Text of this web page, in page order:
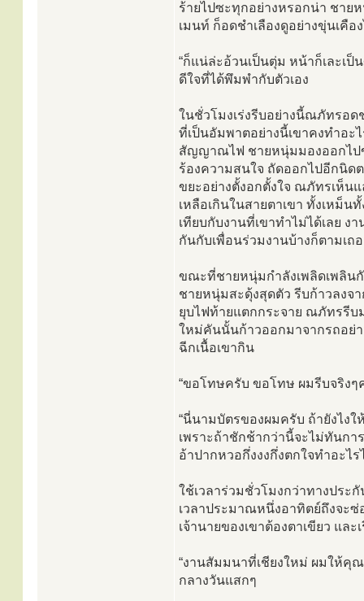
ร้ายไปซะทุกอย่างหรอกน่า ชาย
เมนท์ ก็อดชำเลืองดูอย่างขุ่นเคือ
“ก็แน่ล่ะอ้วนเป็นตุ่ม หน้าก็เละเป็
ดีใจที่ได้พึมพำกับตัวเอง
ในชั่วโมงเร่งรีบอย่างนี้ณภัทรอด
ที่เป็นอัมพาตอย่างนี้เขาคงทำอะ
สัญญาณไฟ ชายหนุ่มมองออกไป
ร้องความสนใจ ถัดออกไปอีกนิด
ขยะอย่างตั้งอกตั้งใจ ณภัทรเห็น
เหลือเกินในสายตาเขา ทั้งเหม็น
เทียบกับงานที่เขาทำไม่ได้เลย
กันกับเพื่อนร่วมงานบ้างก็ตามเถ
ขณะที่ชายหนุ่มกำลังเพลิดเพลินกั
ชายหนุ่มสะดุ้งสุดตัว รีบก้าวลงจ
ยุบไฟท้ายแตกกระจาย ณภัทรรีบ
ใหม่คันนั้นก้าวออกมาจากรถอย่า
ฉีกเนื้อเขากิน
“ขอโทษครับ ขอโทษ ผมรีบจริงๆ
“นี่นามบัตรของผมครับ ถ้ายังไง
เพราะถ้าชักช้ากว่านี้จะไม่ทันก
อ้าปากหวอกึ่งงงกึ่งตกใจทำอะไ
ใช้เวลาร่วมชั่วโมงกว่าทางประ
เวลาประมาณหนึ่งอาทิตย์ถึงจะ
เจ้านายของเขาต้องตาเขียว แล
“งานสัมมนาที่เชียงใหม่ ผมให้คุ
กลางวันแสกๆ